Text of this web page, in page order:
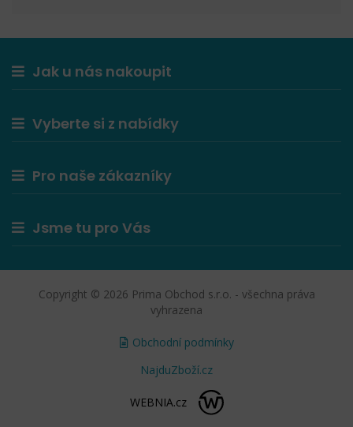
Jak u nás nakoupit
Vyberte si z nabídky
Pro naše zákazníky
Jsme tu pro Vás
Copyright © 2026 Prima Obchod s.r.o. - všechna práva
vyhrazena
Obchodní podmínky
NajduZboží.cz
WEBNIA.cz